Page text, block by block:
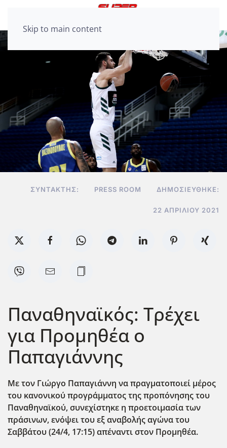
Skip to main content
ΣΥΝΤΆΚΤΗΣ: PRESS ROOM ΔΗΜΟΣΙΕΎΘΗΚΕ:
22 ΑΠΡΙΛΊΟΥ 2021
Παναθηναϊκός: Τρέχει
για Προμηθέα ο
Παπαγιάννης
Με τον Γιώργο Παπαγιάννη να πραγματοποιεί μέρος
του κανονικού προγράμματος της προπόνησης του
Παναθηναϊκού, συνεχίστηκε η προετοιμασία των
πράσινων, ενόψει του εξ αναβολής αγώνα του
Σαββάτου (24/4, 17:15) απέναντι στον Προμηθέα.